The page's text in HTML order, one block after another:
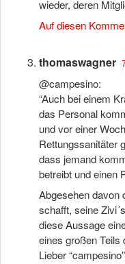
wieder, deren
Auf diesen
thomaswagner
@campesino:
“Auch bei einem
das Personal
und vor einer
Rettungssanitäter
dass jemand
betreibt und einen
Abgesehen davon
schafft, seine
diese Aussage
eines großen Teils
Lieber